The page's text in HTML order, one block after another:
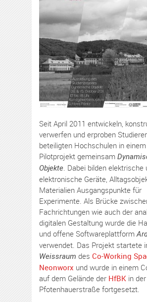
Seit April 2011 entwickeln,
verwerfen und erproben
beteiligten Hochschulen in einem
Pilotprojekt gemeinsam
Objekte . Dabei bilden elektrische
elektronische Geräte,
Materialien Ausgangspunkte für
Experimente. Als Brücke
Fachrichtungen wie auch der
digitalen Gestaltung wurde die
und offene Softwareplattform
verwendet. Das Projekt startete
Weissraum des Co-Working
Neonworx und wurde in einem
auf dem Gelände der HfBK in der
Pfotenhauerstraße fortgesetzt.